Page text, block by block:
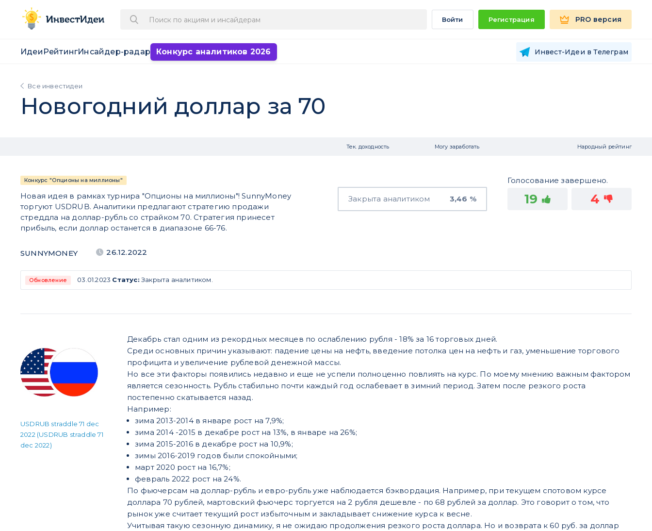
Войти Регистрация PRO версия
Идеи РейтингИнсайдер-радар Конкурс аналитиков 2026 Инвест-Идеи в Телеграм
Все инвестидеи
Новогодний доллар за 70
Тек. доходность Могу заработать Народный рейтинг
Конкурс "Опционы на миллионы"
Новая идея в рамках турнира "Опционы на миллионы"! SunnyMoney
торгуют USDRUB. Аналитики предлагают стратегию продажи
стреддла на доллар-рубль со страйком 70. Стратегия принесет
прибыль, если доллар останется в диапазоне 66-76.
Закрыта аналитиком 3,46 %
Голосование завершено.
19 4
SUNNYMONEY 26.12.2022
Обновление 03.01.2023 Статус: Закрыта аналитиком.
USDRUB straddle 71 dec
2022 (USDRUB straddle 71
dec 2022)
Декабрь стал одним из рекордных месяцев по ослаблению рубля - 18% за 16 торговых дней.
Среди основных причин указывают: падение цены на нефть, введение потолка цен на нефть и газ, уменьшение торгового
профицита и увеличение рублевой денежной массы.
Но все эти факторы появились недавно и еще не успели полноценно повлиять на курс. По моему мнению важным фактором
является сезонность. Рубль стабильно почти каждый год ослабевает в зимний период. Затем после резкого роста
постепенно скатывается назад.
Например:
зима 2013-2014 в январе рост на 7,9%;
зима 2014 -2015 в декабре рост на 13%, в январе на 26%;
зима 2015-2016 в декабре рост на 10,9%;
зимы 2016-2019 годов были спокойными;
март 2020 рост на 16,7%;
февраль 2022 рост на 24%.
По фьючерсам на доллар-рубль и евро-рубль уже наблюдается бэквордация. Например, при текущем спотовом курсе
доллара 70 рублей, мартовский фьючерс торгуется на 2 рубля дешевле - по 68 рублей за доллар. Это говорит о том, что
рынок уже считает текущий рост избыточным и закладывает снижение курса к весне.
Учитывая такую сезонную динамику, я не ожидаю продолжения резкого роста доллара. Но и возврата к 60 руб. за доллар